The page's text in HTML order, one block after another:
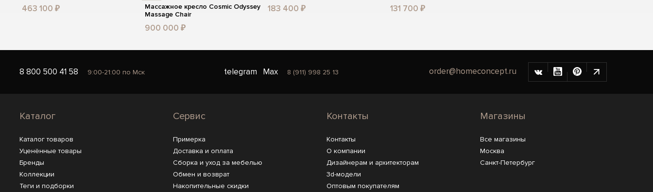
463 100 ₽
Массажное кресло Cosmic Odyssey
Massage Chair
900 000 ₽
183 400 ₽ 131 700 ₽
8 800 500 41 58 9:00-21:00 по Мск telegram Max 8 (911) 998 25 13 order@homeconcept.ru
Каталог
Каталог товаров
Уценённые товары
Бренды
Коллекции
Теги и подборки
Сервис
Примерка
Доставка и оплата
Сборка и уход за мебелью
Обмен и возврат
Накопительные скидки
Контакты
Контакты
О компании
Дизайнерам и архитекторам
3d-модели
Оптовым покупателям
Магазины
Все магазины
Москва
Санкт-Петербург